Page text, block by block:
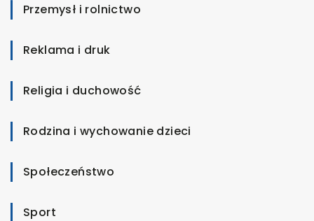
Przemysł i rolnictwo
Reklama i druk
Religia i duchowość
Rodzina i wychowanie dzieci
Społeczeństwo
Sport